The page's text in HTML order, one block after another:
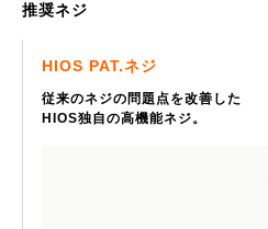
推奨ネジ
HIOS PAT.ネジ
従来のネジの問題点を改善した
HIOS独自の高機能ネジ。